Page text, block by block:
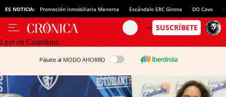
ES NOTICIA: Promoción inmobiliaria Menorca Escándalo ERC Girona DO Cava
Leer en Castellano
Pásate al MODO AHORRO